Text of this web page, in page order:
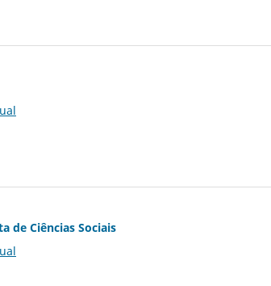
de Ciências Sociais